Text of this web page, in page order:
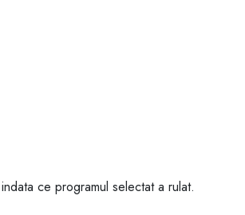
ce programul selectat a rulat.